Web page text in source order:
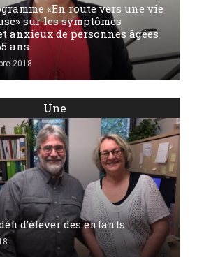
«En route vers une vie
sur les symptômes
anxieux de personnes âgées
ans
2018
Une
d’élever des enfants